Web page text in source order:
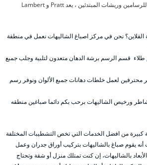
برات ولامبرت أكولاد. بالنسبة للرسامين وريشات المبتدئين ، يعد Pratt و Lambert
نحن في مركز اصباغ الشاليهات نعمل في منطقة
قسم الرسم برشة الدهان متعدون لتلبية وجلب جمبع
محترفين لعمل خلطات دهانات جمبع الألوان ونوفر رسم
ورخيص الشاليهات برحب بكم دائما صباغين منطقه
كبيرة من افضل الخدمات التي تخص التشطيبات المختلفة
يقوم صباغ بالشاليهات بتركيب أوراق جدران وعمل
بالشاليهات، إن كنت تمتلك منزل أو شقة وتحتاج